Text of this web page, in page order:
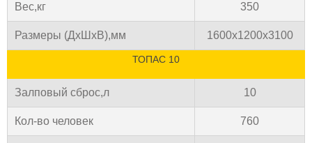
Вес,кг 350
Размеры (ДхШхВ),мм 1600х1200х3100
ТОПАС 10
Залповый сброс,л 10
Кол-во человек 760